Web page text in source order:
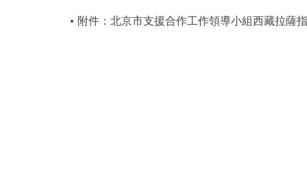
附件：北京市支援合作工作領導小組西藏拉薩